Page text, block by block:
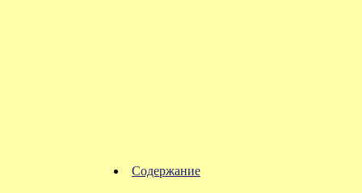
Содержание